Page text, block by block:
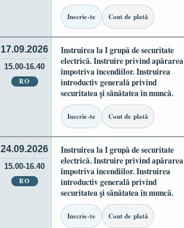
Inscrie-te Cont de plată
17.09.2026
15.00-16.40
RO
Instruirea la I grupă de securitate
electrică. Instruire privind apărarea
împotriva incendiilor. Instruirea
introductiv generală privind
securitatea și sănătatea în muncă.
Inscrie-te Cont de plată
24.09.2026
15.00-16.40
RO
Instruirea la I grupă de securitate
electrică. Instruire privind apărarea
împotriva incendiilor. Instruirea
introductiv generală privind
securitatea și sănătatea în muncă.
Inscrie-te Cont de plată